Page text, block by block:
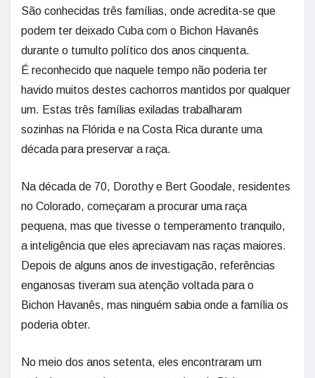
São conhecidas três famílias, onde acredita-se que
podem ter deixado Cuba com o Bichon Havanês
durante o tumulto político dos anos cinquenta.
É reconhecido que naquele tempo não poderia ter
havido muitos destes cachorros mantidos por qualquer
um. Estas três famílias exiladas trabalharam
sozinhas na Flórida e na Costa Rica durante uma
década para preservar a raça.
Na década de 70, Dorothy e Bert Goodale, residentes
no Colorado, começaram a procurar uma raça
pequena, mas que tivesse o temperamento tranquilo,
a inteligência que eles apreciavam nas raças maiores.
Depois de alguns anos de investigação, referências
enganosas tiveram sua atenção voltada para o
Bichon Havanês, mas ninguém sabia onde a família os
poderia obter.
No meio dos anos setenta, eles encontraram um